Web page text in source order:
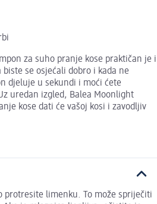
za suho pranje kose praktičan je i
se osjećali dobro i kada ne
djeluje u sekundi i moći ćete
uredan izgled, Balea Moonlight
kose dati će vašoj kosi i zavodljiv
protresite limenku. To može spriječiti